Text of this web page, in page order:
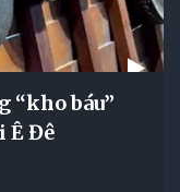
“kho báu”
Ê Đê